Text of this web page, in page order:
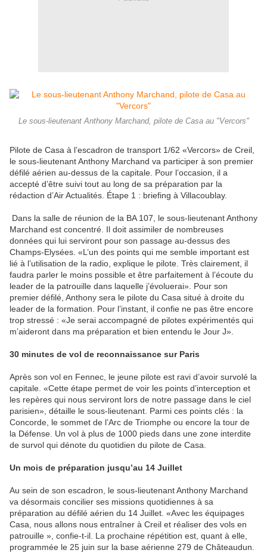
Le sous-lieutenant Anthony Marchand, pilote de Casa au "Vercors"
Pilote de Casa à l’escadron de transport 1/62 «Vercors» de Creil,
le sous-lieutenant Anthony Marchand va participer à son premier
défilé aérien au-dessus de la capitale. Pour l’occasion, il a
accepté d’être suivi tout au long de sa préparation par la
rédaction d’Air Actualités. Étape 1 : briefing à Villacoublay.
Dans la salle de réunion de la BA 107, le sous-lieutenant Anthony
Marchand est concentré. Il doit assimiler de nombreuses
données qui lui serviront pour son passage au-dessus des
Champs-Elysées. «L’un des points qui me semble important est
lié à l’utilisation de la radio, explique le pilote. Très clairement, il
faudra parler le moins possible et être parfaitement à l’écoute du
leader de la patrouille dans laquelle j’évoluerai». Pour son
premier défilé, Anthony sera le pilote du Casa situé à droite du
leader de la formation. Pour l’instant, il confie ne pas être encore
trop stressé : «Je serai accompagné de pilotes expérimentés qui
m’aideront dans ma préparation et bien entendu le Jour J».
30 minutes de vol de reconnaissance sur Paris
Après son vol en Fennec, le jeune pilote est ravi d’avoir survolé la
capitale. «Cette étape permet de voir les points d’interception et
les repères qui nous serviront lors de notre passage dans le ciel
parisien», détaille le sous-lieutenant. Parmi ces points clés : la
Concorde, le sommet de l’Arc de Triomphe ou encore la tour de
la Défense. Un vol à plus de 1000 pieds dans une zone interdite
de survol qui dénote du quotidien du pilote de Casa.
Un mois de préparation jusqu’au 14 Juillet
Au sein de son escadron, le sous-lieutenant Anthony Marchand
va désormais concilier ses missions quotidiennes à sa
préparation au défilé aérien du 14 Juillet. «Avec les équipages
Casa, nous allons nous entraîner à Creil et réaliser des vols en
patrouille », confie-t-il. La prochaine répétition est, quant à elle,
programmée le 25 juin sur la base aérienne 279 de Châteaudun.